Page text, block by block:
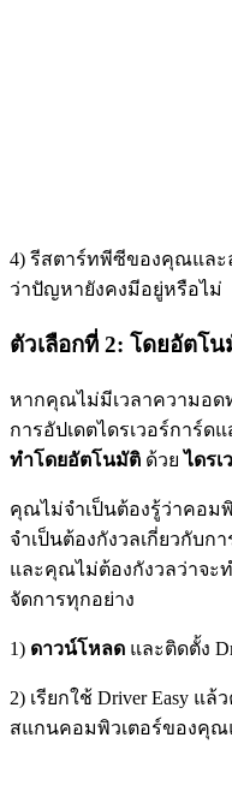
4) รีสตาร์ทพีซีของคุณและ
ว่าปัญหายังคงมีอยู่หรือไม่
ตัวเลือกที่ 2: โดยอัตโน
หากคุณไม่มีเวลาความอด
การอัปเดตไดรเวอร์การ์
ทำโดยอัตโนมัติ ด้วยไดรเ
คุณไม่จำเป็นต้องรู้ว่าคอม
จำเป็นต้องกังวลเกี่ยวกับก
และคุณไม่ต้องกังวลว่าจะท
จัดการทุกอย่าง
1) ดาวน์โหลด และติดตั้ง
2) เรียกใช้ Driver Easy แล้
สแกนคอมพิวเตอร์ของคุณ